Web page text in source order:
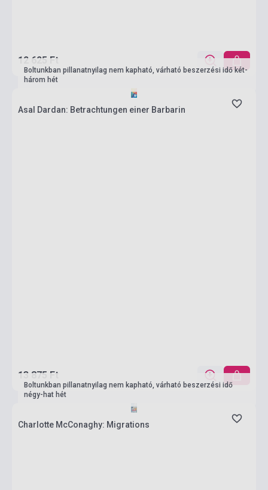
12 625 Ft
Boltunkban pillanatnyilag nem kapható, várható beszerzési idő két-
három hét
Asal Dardan: Betrachtungen einer Barbarin
13 875 Ft
Boltunkban pillanatnyilag nem kapható, várható beszerzési idő
négy-hat hét
Charlotte McConaghy: Migrations